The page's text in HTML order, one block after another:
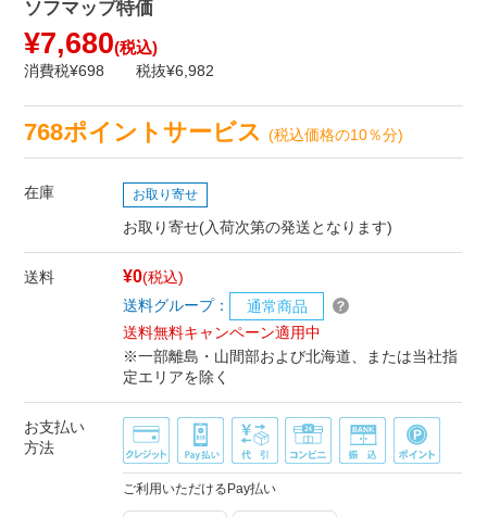
ソフマップ特価
¥7,680(税込)
消費税¥698 税抜¥6,982
768ポイントサービス(税込価格の10％分)
在庫 お取り寄せ
お取り寄せ(入荷次第の発送となります)
送料 ¥0(税込)
送料グループ：
通常商品
送料無料キャンペーン適用中
※一部離島・山間部および北海道、または当社指
定エリアを除く
お支払い
方法
ご利用いただけるPay払い